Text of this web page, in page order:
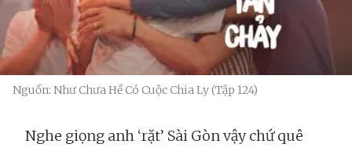
Nguồn: Như Chưa Hề Có Cuộc Chia Ly (Tập 124)
Nghe giọng anh ‘rặt’ Sài Gòn vậy chứ quê